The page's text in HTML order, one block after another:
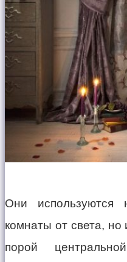
Они
комнаты от света, но
порой